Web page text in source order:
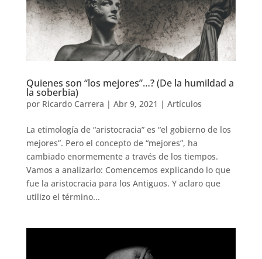
Quienes son “los mejores”…? (De la humildad a
la soberbia)
por Ricardo Carrera | Abr 9, 2021 | Artículos
La etimología de “aristocracia” es “el gobierno de los
mejores”. Pero el concepto de “mejores”, ha
cambiado enormemente a través de los tiempos.
Vamos a analizarlo: Comencemos explicando lo que
fue la aristocracia para los Antiguos. Y aclaro que
utilizo el término...